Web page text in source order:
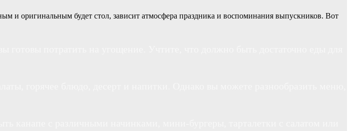
и оригинальным будет стол, зависит атмосфера праздника и воспоминания выпускников. Вот